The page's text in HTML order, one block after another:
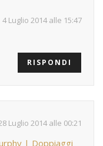
4 Luglio 2014 alle 15:47
RISPONDI
Luglio 2014 alle 00:21
| Doppiaggi